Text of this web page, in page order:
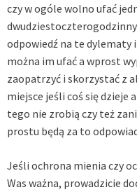
czy w ogóle wolno ufać
dwudziestoczterogodzinny
odpowiedź na te dylematy
można im ufać a wprost
zaopatrzyć i skorzystać z
miejsce jeśli coś się dzieje
tego nie zrobią czy też
prostu będą za to
Jeśli ochrona mienia czy
Was ważna, prowadzicie